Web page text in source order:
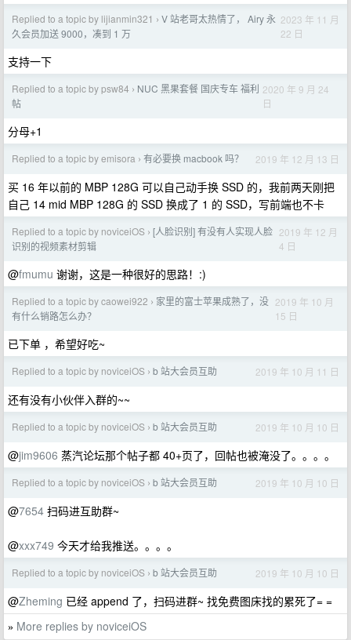
Replied to a topic by lijianmin321 › V 站老哥太热情了， Airy 永
久会员加送 9000，凑到 1 万
2023 年 11 月
22 日
支持一下
Replied to a topic by psw84 › NUC 黑果套餐 国庆专车 福利
帖
2020 年 9 月 24
日
分母+1
Replied to a topic by emisora › 有必要换 macbook 吗？ 2019 年 12 月 13 日
买 16 年以前的 MBP 128G 可以自己动手换 SSD 的，我前两天刚把
自己 14 mid MBP 128G 的 SSD 换成了 1 的 SSD，写前端也不卡
Replied to a topic by noviceiOS › [人脸识别] 有没有人实现人脸
识别的视频素材剪辑
2019 年 12 月
4 日
@fmumu 谢谢，这是一种很好的思路！:)
Replied to a topic by caowei922 › 家里的富士苹果成熟了，没
有什么销路怎么办？
2019 年 10 月
15 日
已下单 ，希望好吃~
Replied to a topic by noviceiOS › b 站大会员互助 2019 年 10 月 11 日
还有没有小伙伴入群的~~
Replied to a topic by noviceiOS › b 站大会员互助 2019 年 10 月 10 日
@jim9606 蒸汽论坛那个帖子都 40+页了，回帖也被淹没了。。。。
Replied to a topic by noviceiOS › b 站大会员互助 2019 年 10 月 10 日
@7654 扫码进互助群~
@xxx749 今天才给我推送。。。。
Replied to a topic by noviceiOS › b 站大会员互助 2019 年 10 月 10 日
@Zheming 已经 append 了，扫码进群~ 找免费图床找的累死了= =
» More replies by noviceiOS